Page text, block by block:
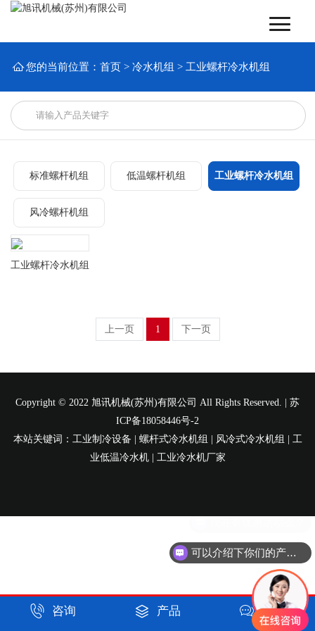
您的当前位置： 首页 > 冷水机组 > 工业螺杆冷水机组
标准螺杆机组 低温螺杆机组 工业螺杆冷水机组
风冷螺杆机组
工业螺杆冷水机组
上一页 1 下一页
Copyright © 2022 旭讯机械(苏州)有限公司 All Rights Reserved. | 苏
ICP备18058446号-2
本站关键词：工业制冷设备 | 螺杆式冷水机组 | 风冷式冷水机组 | 工
业低温冷水机 | 工业冷水机厂家
 咨询  产品  短信
可以介绍下你们的产品么？